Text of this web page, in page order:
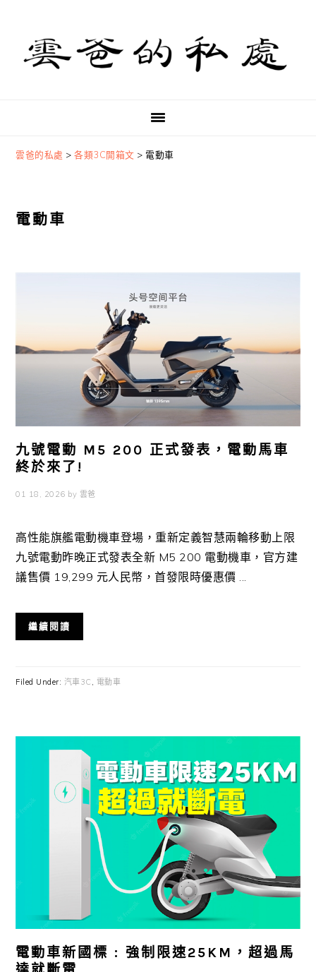
primary
navigation
content
primary
sidebar
雲爸的私處 >各類3C開箱文 > 電動車
電動車
九號電動 M5 200 正式發表，電動馬車
終於來了!
01 18, 2026 by 雲爸
高性能旗艦電動機車登場，重新定義智慧兩輪移動上限
九號電動昨晚正式發表全新 M5 200 電動機車，官方建
議售價 19,299 元人民幣，首發限時優惠價 ...
繼續閱讀
Filed Under: 汽車3C 電動車
電動車新國標 : 強制限速25KM，超過馬